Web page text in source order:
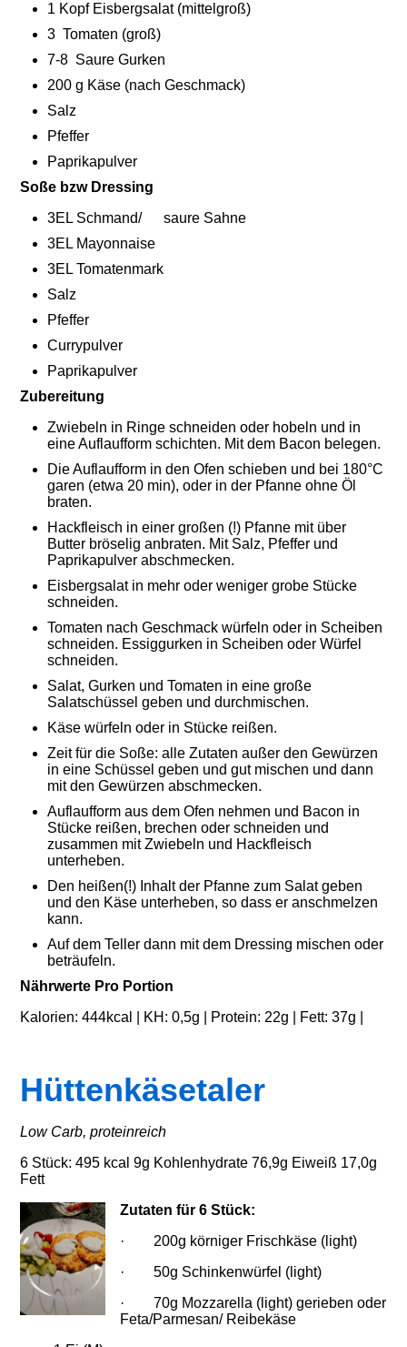
1 Kopf Eisbergsalat (mittelgroß)
3 Tomaten (groß)
7-8 Saure Gurken
200 g Käse (nach Geschmack)
Salz
Pfeffer
Paprikapulver
Soße bzw Dressing
3EL Schmand/ saure Sahne
3EL Mayonnaise
3ELTomatenmark
Salz
Pfeffer
Currypulver
Paprikapulver
Zubereitung
Zwiebeln in Ringe schneiden oder hobeln und in
eine Auflaufform schichten. Mit dem Bacon belegen.
Die Auflaufform in den Ofen schieben und bei 180°C
garen (etwa 20 min), oder in der Pfanne ohne Öl
braten.
Hackfleisch in einer großen (!) Pfanne mit über
Butter bröselig anbraten. Mit Salz, Pfeffer und
Paprikapulver abschmecken.
Eisbergsalat in mehr oder weniger grobe Stücke
schneiden.
Tomaten nach Geschmack würfeln oder in Scheiben
schneiden. Essiggurken in Scheiben oder Würfel
schneiden.
Salat, Gurken und Tomaten in eine große
Salatschüssel geben und durchmischen.
Käse würfeln oder in Stücke reißen.
Zeit für die Soße: alle Zutaten außer den Gewürzen
in eine Schüssel geben und gut mischen und dann
mit den Gewürzen abschmecken.
Auflaufform aus dem Ofen nehmen und Bacon in
Stücke reißen, brechen oder schneiden und
zusammen mit Zwiebeln und Hackfleisch
unterheben.
Den heißen(!) Inhalt der Pfanne zum Salat geben
und den Käse unterheben, so dass er anschmelzen
kann.
Auf dem Teller dann mit dem Dressing mischen oder
beträufeln.
Nährwerte Pro Portion
Kalorien: 444kcal | KH: 0,5g | Protein: 22g | Fett: 37g |
Hüttenkäsetaler
Low Carb, proteinreich
6 Stück: 495 kcal 9g Kohlenhydrate 76,9g Eiweiß 17,0g
Fett
Zutaten für 6 Stück:
· 200g körniger Frischkäse (light)
· 50g Schinkenwürfel (light)
· 70g Mozzarella (light) gerieben oder
Feta/Parmesan/ Reibekäse